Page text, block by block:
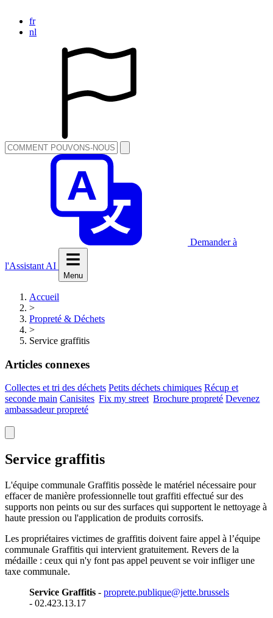
fr
nl
Demander à
l'Assistant AI
Menu
Accueil
>
Propreté & Déchets
>
Service graffitis
Articles connexes
Collectes et tri des déchets Petits déchets chimiques Récup et
seconde main Canisites Fix mystreet Brochure propreté Devenez
ambassadeurpropreté
Service graffitis
L'équipe communale Graffitis possède le matériel nécessaire pour
effacer de manière professionnelle tout graffiti effectué sur des
supports non peints ou sur des surfaces qui supportent le nettoyage à
haute pression ou l'application de produits corrosifs.
Les propriétaires victimes de graffitis doivent faire appel à l’équipe
communale Graffitis qui intervient gratuitement. Revers de la
médaille : ceux qui n'y font pas appel peuvent se voir infliger une
taxe communale.
Service Graffitis - proprete.publique@jette.brussels
- 02.423.13.17